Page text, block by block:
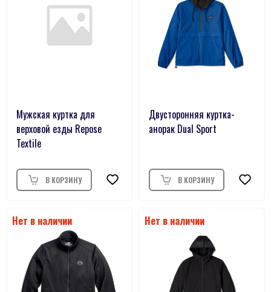
Мужская куртка для
верховой езды Repose
Textile
Двусторонняя куртка-
анорак Dual Sport